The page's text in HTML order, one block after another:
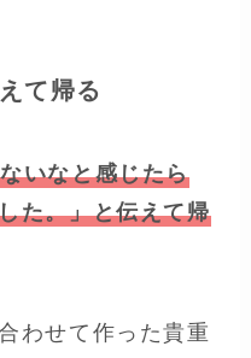
て帰る
いなと感じたら
た。」と伝えて帰
わせて作った貴重